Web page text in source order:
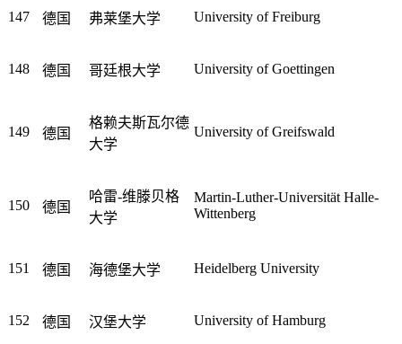
147 德国 弗莱堡大学 University of Freiburg
148 德国 哥廷根大学 University of Goettingen
149 德国
格赖夫斯瓦尔德
大学
University of Greifswald
150 德国
哈雷-维滕贝格
大学
Martin-Luther-Universität Halle-
Wittenberg
151 德国 海德堡大学 Heidelberg University
152 德国 汉堡大学 University of Hamburg